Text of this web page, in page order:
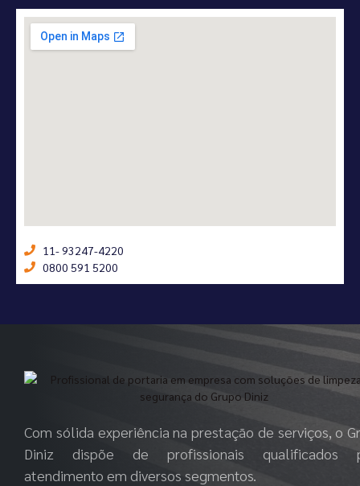
11- 93247-4220
0800 591 5200
Com sólida experiência na prestação de serviços, o
Diniz dispõe de profissionais qualificados
atendimento em diversos segmentos.